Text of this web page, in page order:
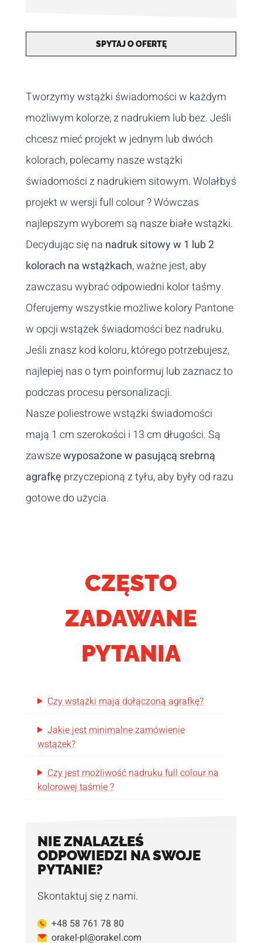
SPYTAJ O OFERTĘ
Tworzymy wstążki świadomości w każdym
możliwym kolorze, z nadrukiem lub bez. Jeśli
chcesz mieć projekt w jednym lub dwóch
kolorach, polecamy nasze wstążki
świadomości z nadrukiem sitowym. Wolałbyś
projekt w wersji full colour ? Wówczas
najlepszym wyborem są nasze białe wstążki.
Decydując się na nadruk sitowy w 1 lub 2
kolorach na wstążkach, ważne jest, aby
zawczasu wybrać odpowiedni kolor taśmy.
Oferujemy wszystkie możliwe kolory Pantone
w opcji wstążek świadomości bez nadruku.
Jeśli znasz kod koloru, którego potrzebujesz,
najlepiej nas o tym poinformuj lub zaznacz to
podczas procesu personalizacji.
Nasze poliestrowe wstążki świadomości
mają 1 cm szerokości i 13 cm długości. Są
zawszewyposażone w pasującą srebrną
agrafkę przyczepioną z tyłu, aby były od razu
gotowe do użycia.
CZĘSTO
ZADAWANE
PYTANIA
Czy wstążki mają dołączoną agrafkę?
Jakie jest minimalne zamówienie
wstążek?
Czy jest możliwość nadruku full colour na
kolorowej taśmie ?
NIE ZNALAZŁEŚ
ODPOWIEDZI NA SWOJE
PYTANIE?
Skontaktuj się z nami.
+48 58 761 78 80
orakel-pl@orakel.com